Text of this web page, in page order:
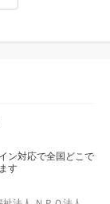
ン対応で全国どこで
す